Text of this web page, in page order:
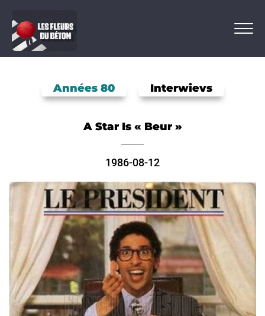
Années 80 Interwievs
A Star Is « Beur »
1986-08-12